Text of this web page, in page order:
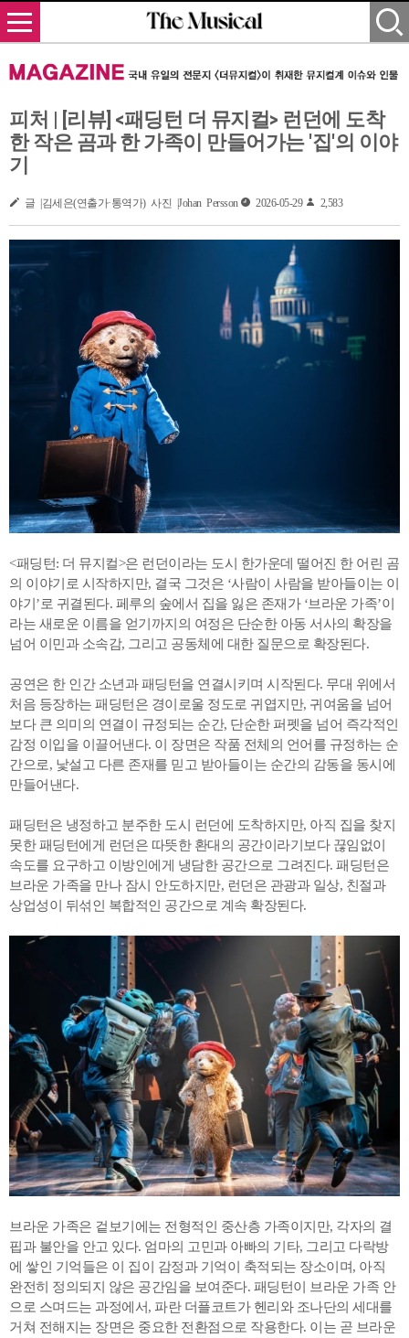
피처 | [리뷰] <패딩턴 더 뮤지컬> 런던에 도착
한 작은 곰과 한 가족이 만들어가는 '집'의 이야
기
글 |김세은(연출가·통역가) 사진 |Johan Persson 2026-05-29 2,583
<패딩턴: 더 뮤지컬>은 런던이라는 도시 한가운데 떨어진 한 어린 곰
의 이야기로 시작하지만, 결국 그것은 ‘사람이 사람을 받아들이는 이
야기’로 귀결된다. 페루의 숲에서 집을 잃은 존재가 ‘브라운 가족’이
라는 새로운 이름을 얻기까지의 여정은 단순한 아동 서사의 확장을
넘어 이민과 소속감, 그리고 공동체에 대한 질문으로 확장된다.
공연은 한 인간 소년과 패딩턴을 연결시키며 시작된다. 무대 위에서
처음 등장하는 패딩턴은 경이로울 정도로 귀엽지만, 귀여움을 넘어
보다 큰 의미의 연결이 규정되는 순간, 단순한 퍼펫을 넘어 즉각적인
감정 이입을 이끌어낸다. 이 장면은 작품 전체의 언어를 규정하는 순
간으로, 낯설고 다른 존재를 믿고 받아들이는 순간의 감동을 동시에
만들어낸다.
패딩턴은 냉정하고 분주한 도시 런던에 도착하지만, 아직 집을 찾지
못한 패딩턴에게 런던은 따뜻한 환대의 공간이라기보다 끊임없이
속도를 요구하고 이방인에게 냉담한 공간으로 그려진다. 패딩턴은
브라운 가족을 만나 잠시 안도하지만, 런던은 관광과 일상, 친절과
상업성이 뒤섞인 복합적인 공간으로 계속 확장된다.
브라운 가족은 겉보기에는 전형적인 중산층 가족이지만, 각자의 결
핍과 불안을 안고 있다. 엄마의 고민과 아빠의 기타, 그리고 다락방
에 쌓인 기억들은 이 집이 감정과 기억이 축적되는 장소이며, 아직
완전히 정의되지 않은 공간임을 보여준다. 패딩턴이 브라운 가족 안
으로 스며드는 과정에서, 파란 더플코트가 헨리와 조나단의 세대를
거쳐 전해지는 장면은 중요한 전환점으로 작용한다. 이는 곧 브라운